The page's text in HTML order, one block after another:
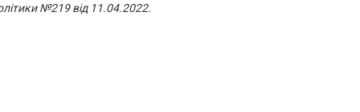
№219 від 11.04.2022.